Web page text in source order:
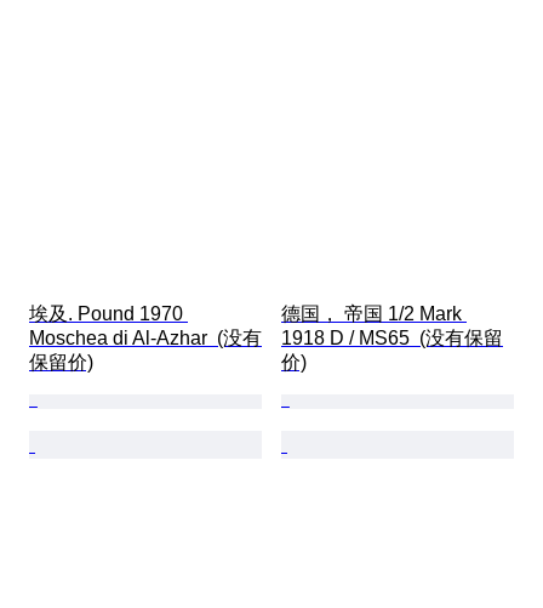
埃及. Pound 1970
Moschea di Al-Azhar  (没有
保留价)
德国， 帝国 1/2 Mark
1918 D / MS65  (没有保留
价)